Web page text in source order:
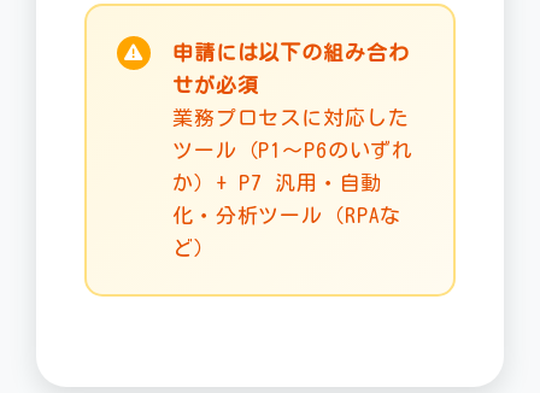
申請には以下の組み合わ
せが必須
業務プロセスに対応した
ツール（P1～P6のいずれ
か）+ P7 汎用・自動
化・分析ツール（RPAな
ど）